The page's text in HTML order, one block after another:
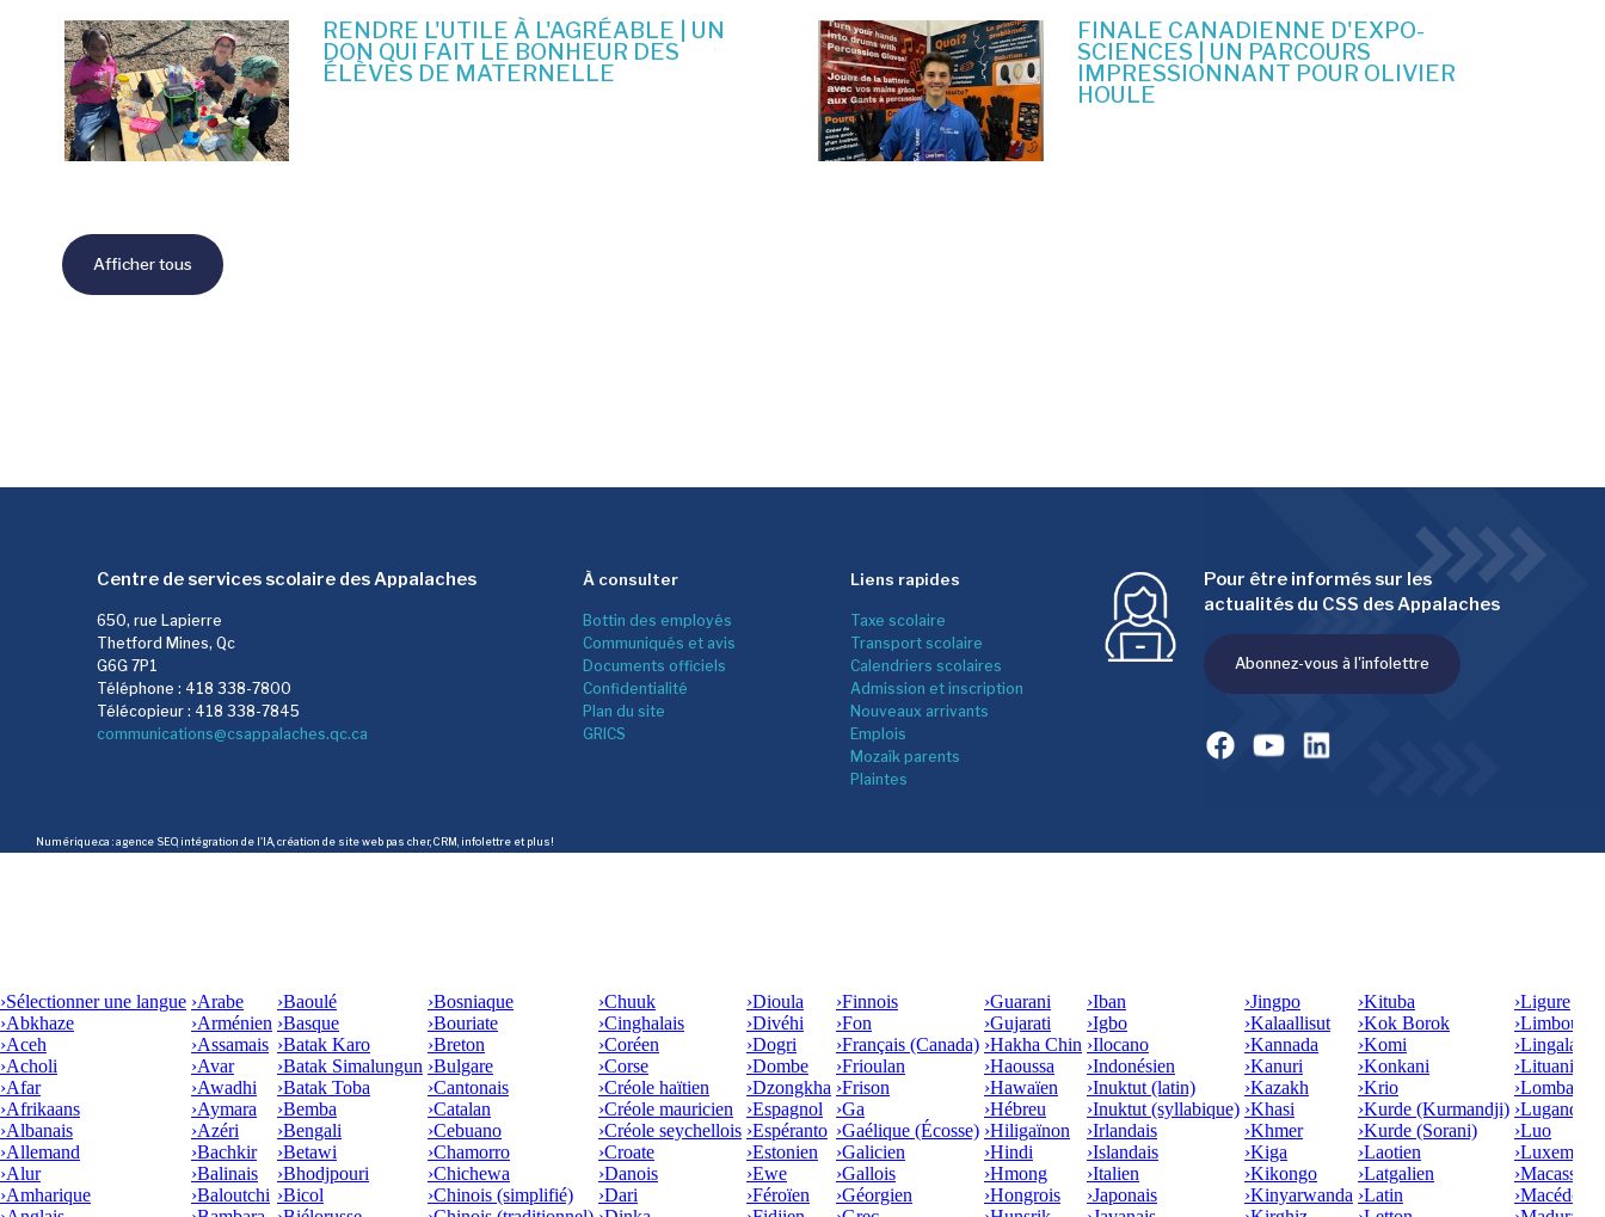
RENDRE L'UTILE À L'AGRÉABLE | UN
DON QUI FAIT LE BONHEUR DES
ÉLÈVES DE MATERNELLE
FINALE CANADIENNE D'EXPO-
SCIENCES | UN PARCOURS
IMPRESSIONNANT POUR OLIVIER
HOULE
Afficher tous
Pour être informés sur les
actualités du CSS des Appalaches
Abonnez-vous à l'infolettre
À consulter
Bottin des employés
Communiqués et avis
Documents officiels
Confidentialité
Plan du site
GRICS
Liens rapides
Taxe scolaire
Transport scolaire
Calendriers scolaires
Admission et inscription
Nouveaux arrivants
Emplois
Mozaîk parents
Plaintes
Centre de services scolaire des Appalaches
650, rue Lapierre
Thetford Mines, Qc
G6G 7P1
Téléphone : 418 338-7800
Télécopieur : 418 338-7845
communications@csappalaches.qc.ca
Numérique.ca : agence SEO, intégration de l'IA création de site web pas cher, CRM infolettre et plus!